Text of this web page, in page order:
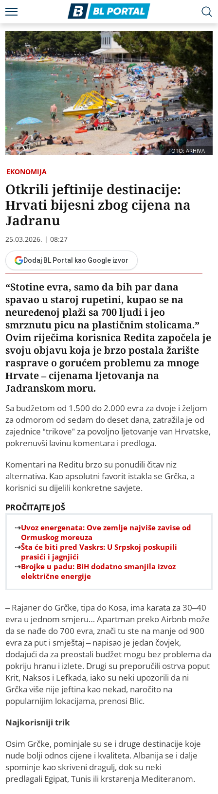
FOTO: ARHIVA
EKONOMIJA
Otkrili jeftinije destinacije:
Hrvati bijesni zbog cijena na
Jadranu
25.03.2026. | 08:27
Dodaj BL Portal kao Google izvor
“Stotine evra, samo da bih par dana
spavao u staroj rupetini, kupao se na
neuređenoj plaži sa 700 ljudi i jeo
smrznutu picu na plastičnim stolicama.”
Ovim riječima korisnica Redita započela je
svoju objavu koja je brzo postala žarište
rasprave o gorućem problemu za mnoge
Hrvate – cijenama ljetovanja na
Jadranskom moru.
Sa budžetom od 1.500 do 2.000 evra za dvoje i željom
za odmorom od sedam do deset dana, zatražila je od
zajednice “trikove” za povoljno ljetovanje van Hrvatske,
pokrenuvši lavinu komentara i predloga.
Komentari na Reditu brzo su ponudili čitav niz
alternativa. Kao apsolutni favorit istakla se Grčka, a
korisnici su dijelili konkretne savjete.
PROČITAJTE JOŠ
Uvoz energenata: Ove zemlje najviše zavise od
Ormuskog moreuza
Šta će biti pred Vaskrs: U Srpskoj poskupili
prasići i jagnjići
Brojke u padu: BiH dodatno smanjila izvoz
električne energije
– Rajaner do Grčke, tipa do Kosa, ima karata za 30–40
evra u jednom smjeru… Apartman preko Airbnb može
da se nađe do 700 evra, znači tu ste na manje od 900
evra za put i smještaj – napisao je jedan čovjek,
dodajući da za preostali budžet mogu bez problema da
pokriju hranu i izlete. Drugi su preporučili ostrva poput
Krit, Naksos i Lefkada, iako su neki upozorili da ni
Grčka više nije jeftina kao nekad, naročito na
popularnijim lokacijama, prenosi Blic.
Najkorisniji trik
Osim Grčke, pominjale su se i druge destinacije koje
nude bolji odnos cijene i kvaliteta. Albanija se i dalje
spominje kao skriveni dragulj, dok su neki
predlagali Egipat, Tunis ili krstarenja Mediteranom.